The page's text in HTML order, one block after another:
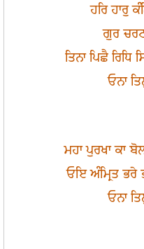
ਹਰਿ ਹਾਰੁ
ਗੁਰ
ਤਿਨਾ ਪਿਛੈ
ਓਨਾ
ਮਹਾ ਪੁਰਖਾ ਕਾ
ਓਇ ਅੰਮ੍ਰਿਤ
ਓਨਾ